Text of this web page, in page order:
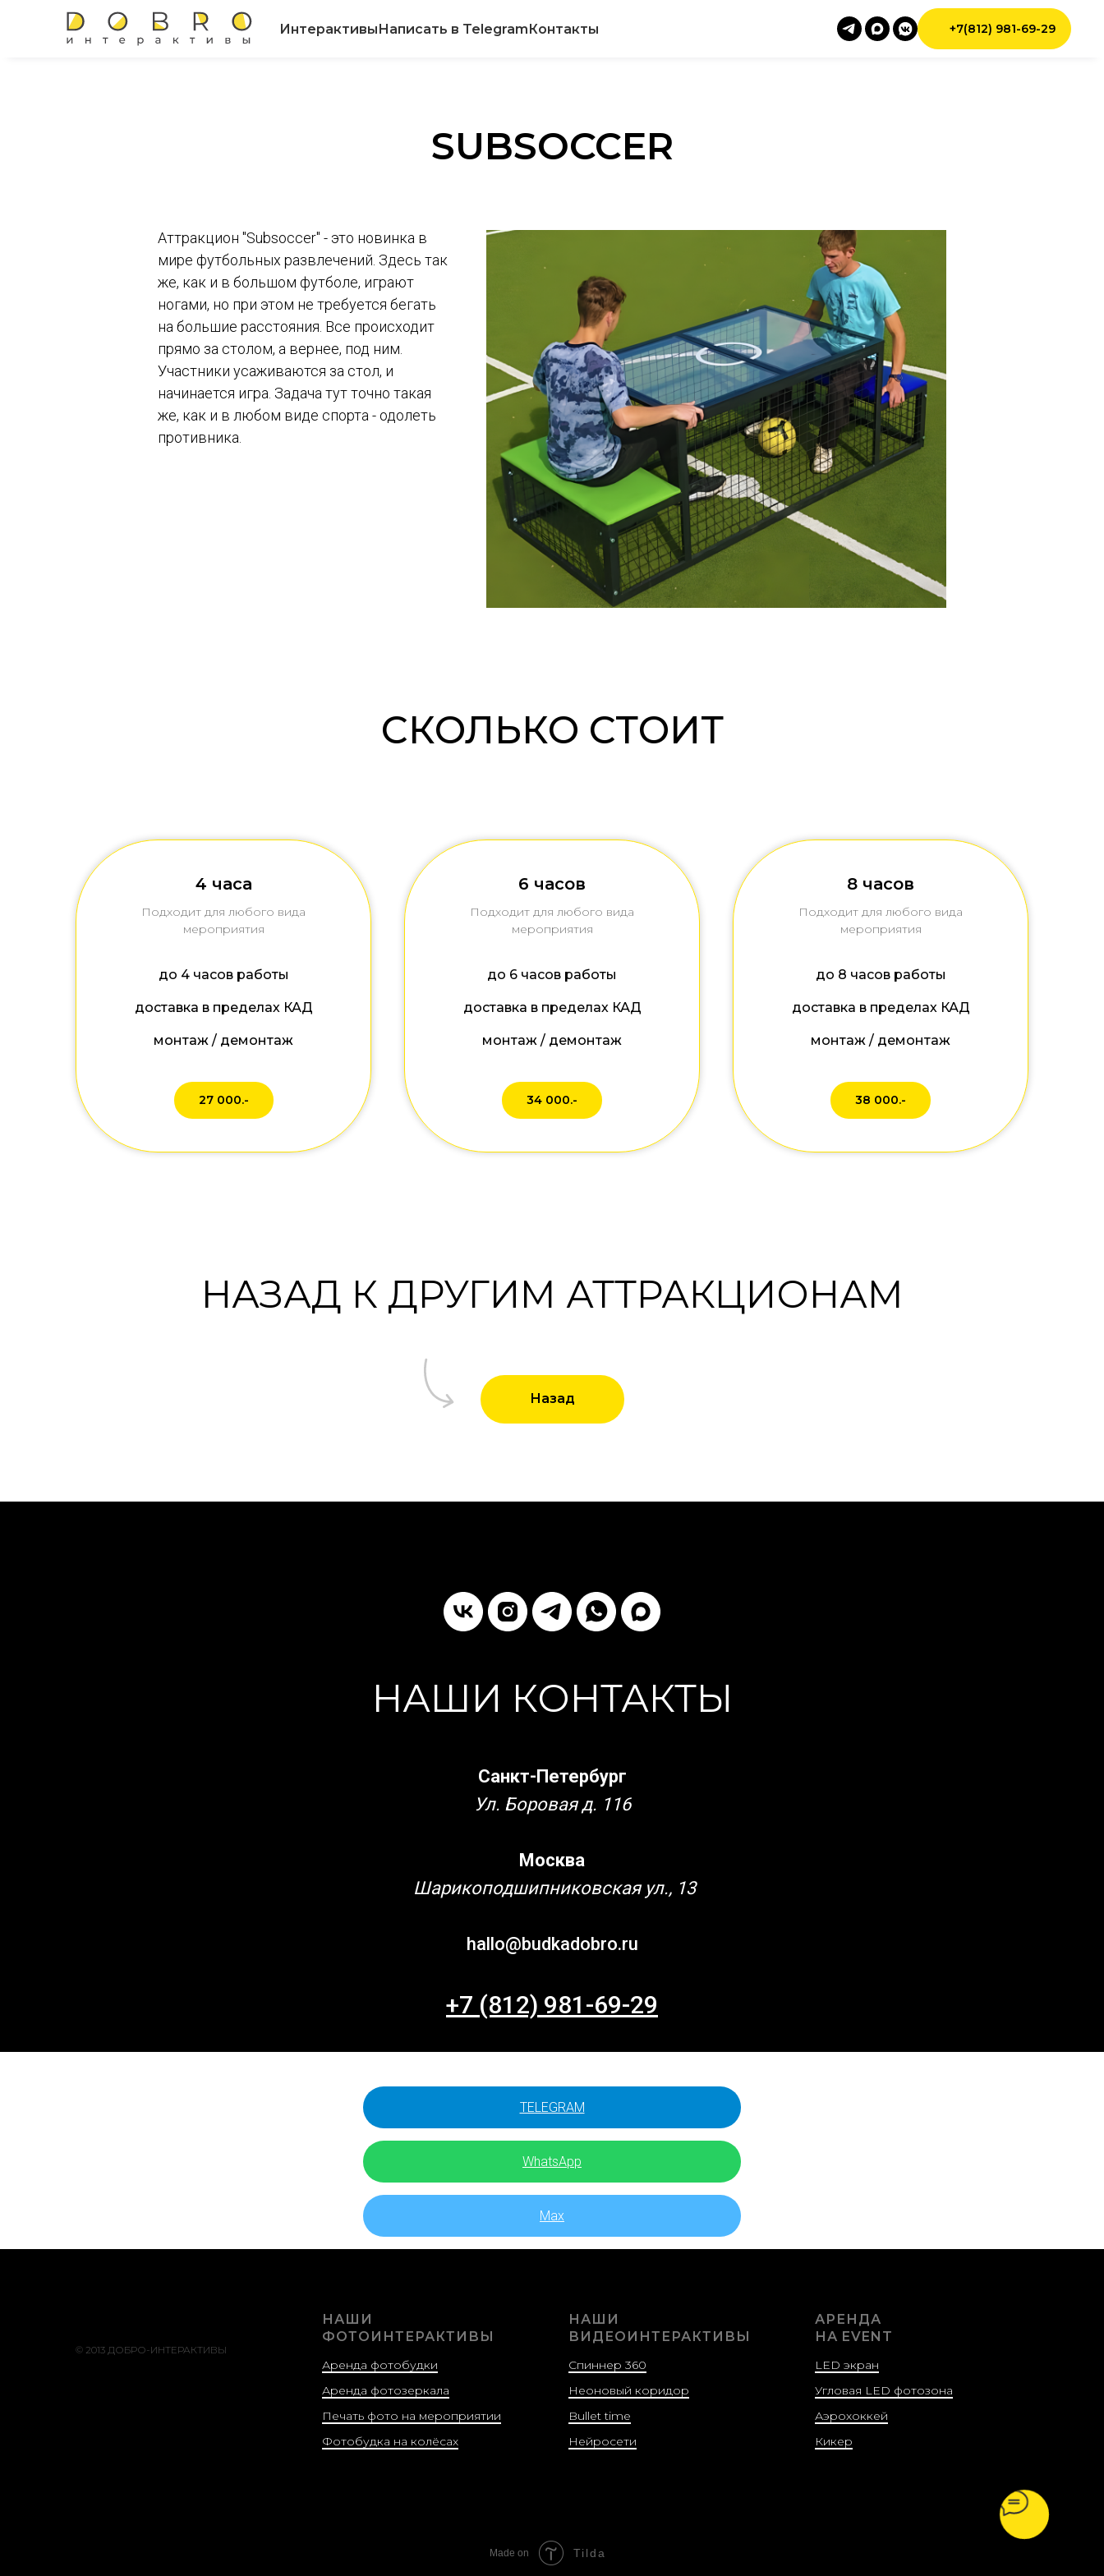
ИнтерактивыНаписать в TelegramКонтакты +7(812) 981-69-29
SUBSOCCER
Аттракцион "Subsoccer" - это новинка в
мире футбольных развлечений. Здесь так
же, как и в большом футболе, играют
ногами, но при этом не требуется бегать
на большие расстояния. Все происходит
прямо за столом, а вернее, под ним.
Участники усаживаются за стол, и
начинается игра. Задача тут точно такая
же, как и в любом виде спорта - одолеть
противника.
СКОЛЬКО СТОИТ
4 часа
Подходит для любого вида
мероприятия
до 4 часов работы
доставка в пределах КАД
монтаж / демонтаж
27 000.-
6 часов
Подходит для любого вида
мероприятия
до 6 часов работы
доставка в пределах КАД
монтаж / демонтаж
34 000.-
8 часов
Подходит для любого вида
мероприятия
до 8 часов работы
доставка в пределах КАД
монтаж / демонтаж
38 000.-
НАЗАД К ДРУГИМ АТТРАКЦИОНАМ
Назад
НАШИ КОНТАКТЫ
Санкт-Петербург
Ул. Боровая д. 116
Москва
Шарикоподшипниковская ул., 13
hallo@budkadobro.ru
+7 (812) 981-69-29
TELEGRAM
WhatsApp
Max
© 2013 ДОБРО-ИНТЕРАКТИВЫ
НАШИ
ФОТОИНТЕРАКТИВЫ
Аренда фотобудки
Аренда фотозеркала
Печать фото на мероприятии
Фотобудка на колёсах
НАШИ
ВИДЕОИНТЕРАКТИВЫ
Спиннер 360
Неоновый коридор
Bullet time
Нейросети
АРЕНДА
НА EVENT
LED экран
Угловая LED фотозона
Аэрохоккей
Кикер
Made on Tilda